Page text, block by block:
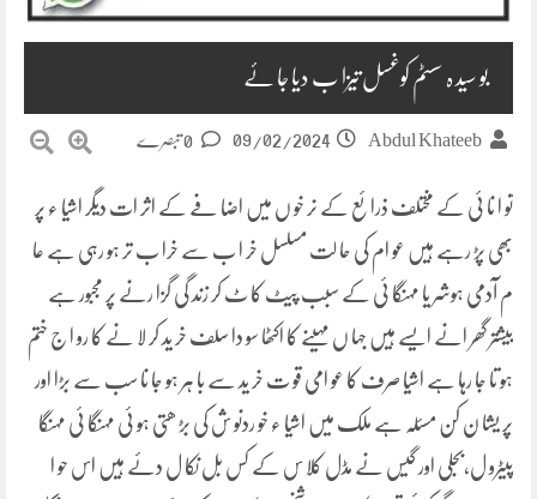
بو سید ہ سسٹم کوغسل تیزا ب دیا جا ئے
Abdul Khateeb
09/02/2024
تو ا نا ئی کے مختلف ذرا ئع کے نر خو ں میں اضا فے کے اثر ات دیگر اشیا ء پر
بھی پڑ رہے ہیں عو ام کی حا لت مسلسل خر ا ب سے خرا ب تر ہو رہی ہے عا
م آدمی ہوشر یا مہنگا ئی کے سبب پیٹ کا ٹ کر زند گی گزا رنے پر مجبور ہے
بیشتر گھر انے ایسے ہیں جہا ں مہینے کا اکٹھا سو دا سلف خر ید کر لا نے کا رو ا ج ختم
ہو تا جا رہا ہے اشیا صرف کا عو امی قو ت خر ید سے با ہر ہو جا نا سب سے بڑا اور
پر یشا ن کن مسئلہ ہے ملک میں اشیا ء خو ردنو ش کی بڑ ھتی ہو ئی مہنگا ئی مہنگا
پیٹرو ل،بجلی اور گیس نے مڈل کلا س کے کس بل نکا ل دئے ہیں اس حو ا